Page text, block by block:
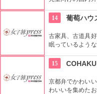
でゆっくり過ご
14 葡萄ハウ
古家具、古道具
眠っているよう
ない味わいも魅
ときの感動もき
15
京都弁でかわい
わいいを集めた